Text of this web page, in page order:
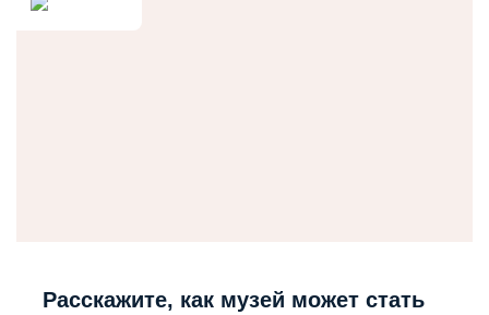
Расскажите, как музей может стать